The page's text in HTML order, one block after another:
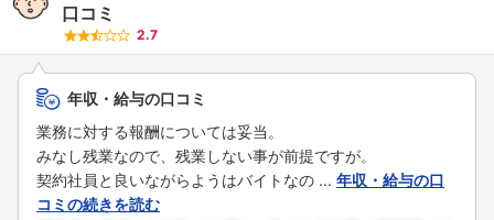
口コミ
2.7
年収・給与の口コミ
業務に対する報酬については妥当。
みなし残業なので、残業しない事が前提ですが。
契約社員と良いながらようはバイトなの ... 年収・給与の口
コミの続きを読む